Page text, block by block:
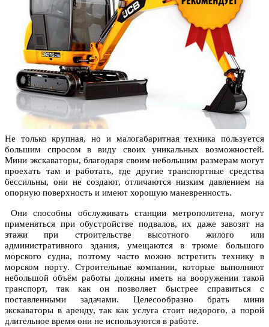
Не только крупная, но и малогабаритная техника пользуется
большим спросом в виду своих уникальных возможностей.
Мини экскаваторы, благодаря своим небольшим размерам могут
проехать там и работать, где другие транспортные средства
бессильны, они не создают, отличаются низким давлением на
опорную поверхность и имеют хорошую маневренность.
Они способны обслуживать станции метрополитена, могут
применяться при обустройстве подвалов, их даже завозят на
этажи при строительстве высотного жилого или
административного здания, умещаются в трюме большого
морского судна, поэтому часто можно встретить технику в
морском порту. Строительные компании, которые выполняют
небольшой объём работы должны иметь на вооружении такой
транспорт, так как он позволяет быстрее справиться с
поставленными задачами. Целесообразно брать мини
экскаваторы в аренду, так как услуга стоит недорого, а порой
длительное время они не используются в работе.